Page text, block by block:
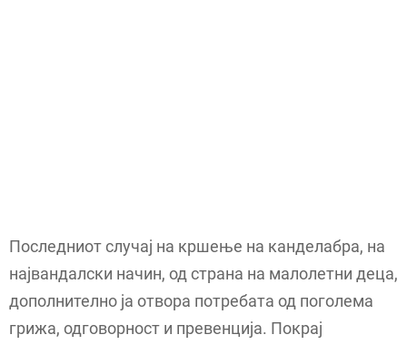
Последниот случај на кршење на канделабра, на
највандалски начин, од страна на малолетни деца,
дополнително ја отвора потребата од поголема
грижа, одговорност и превенција. Покрај